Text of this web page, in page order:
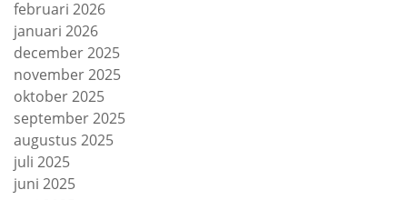
februari 2026
januari 2026
december 2025
november 2025
oktober 2025
september 2025
augustus 2025
juli 2025
juni 2025